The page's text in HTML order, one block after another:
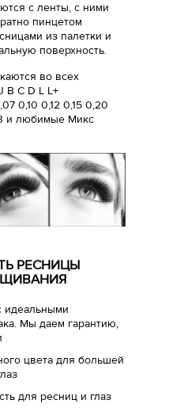
с ленты, с ними
пинцетом
из палетки и
поверхность.
во всех
B C D L L+
0,10 0,12 0,15 0,20
и любимые Микс
РЕСНИЦЫ
идеальными
Мы даем гарантию,
цвета для большей
для ресниц и глаз